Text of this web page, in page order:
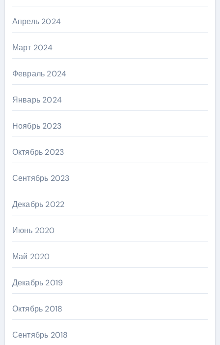
Апрель 2024
Март 2024
Февраль 2024
Январь 2024
Ноябрь 2023
Октябрь 2023
Сентябрь 2023
Декабрь 2022
Июнь 2020
Май 2020
Декабрь 2019
Октябрь 2018
Сентябрь 2018